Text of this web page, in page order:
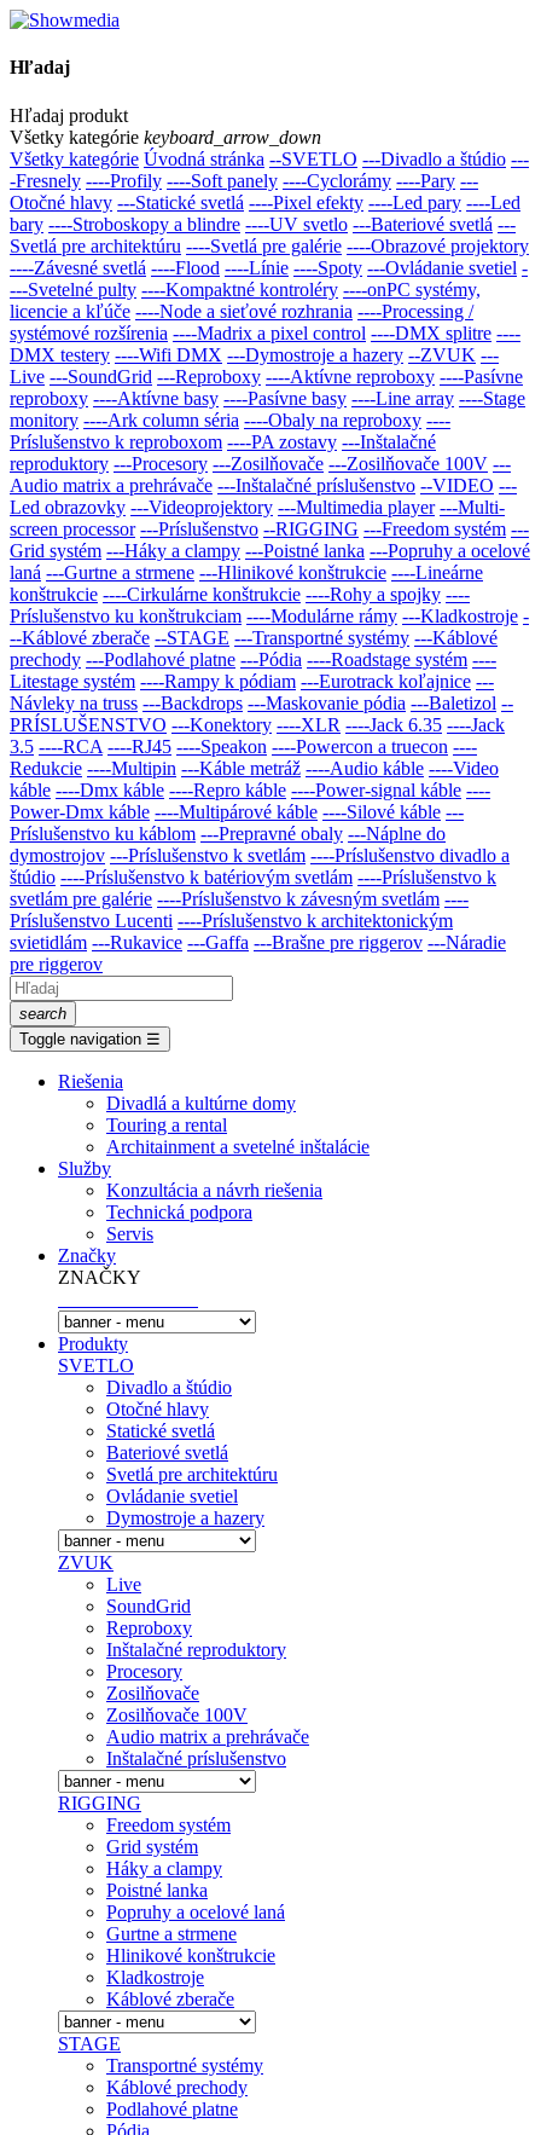
Hľadaj
Hľadaj produkt
Všetky kategórie keyboard_arrow_down
Všetky kategórie Úvodná stránka --SVETLO ---Divadlo a štúdio ---
-Fresnely ----Profily ----Soft panely ----Cyclorámy ----Pary ---
Otočné hlavy ---Statické svetlá ----Pixel efekty ----Led pary ----Led
bary ----Stroboskopy a blindre ----UV svetlo ---Bateriové svetlá ---
Svetlá pre architektúru ----Svetlá pre galérie ----Obrazové projektory
----Závesné svetlá ----Flood ----Línie ----Spoty ---Ovládanie svetiel -
---Svetelné pulty ----Kompaktné kontroléry ----onPC systémy,
licencie a kľúče ----Node a sieťové rozhrania ----Processing /
systémové rozšírenia ----Madrix a pixel control ----DMX splitre ----
DMX testery ----Wifi DMX ---Dymostroje a hazery --ZVUK ---
Live ---SoundGrid ---Reproboxy ----Aktívne reproboxy ----Pasívne
reproboxy ----Aktívne basy ----Pasívne basy ----Line array ----Stage
monitory ----Ark column séria ----Obaly na reproboxy ----
Príslušenstvo k reproboxom ----PA zostavy ---Inštalačné
reproduktory ---Procesory ---Zosilňovače ---Zosilňovače 100V ---
Audio matrix a prehrávače ---Inštalačné prí­slušenstvo --VIDEO ---
Led obrazovky ---Videoprojektory ---Multimedia player ---Multi-
screen processor ---Príslušenstvo --RIGGING ---Freedom systém ---
Grid systém ---Háky a clampy ---Poistné lanka ---Popruhy a ocelové
laná ---Gurtne a strmene ---Hlinikové konštrukcie ----Lineárne
konštrukcie ----Cirkulárne konštrukcie ----Rohy a spojky ----
Príslušenstvo ku konštrukciam ----Modulárne rámy ---Kladkostroje -
--Káblové zberače --STAGE ---Transportné systémy ---Káblové
prechody ---Podlahové platne ---Pódia ----Roadstage systém ----
Litestage systém ----Rampy k pódiam ---Eurotrack koľajnice ---
Návleky na truss ---Backdrops ---Maskovanie pódia ---Baletizol --
PRÍSLUŠENSTVO ---Konektory ----XLR ----Jack 6.35 ----Jack
3.5 ----RCA ----RJ45 ----Speakon ----Powercon a truecon ----
Redukcie ----Multipin ---Káble metráž ----Audio káble ----Video
káble ----Dmx káble ----Repro káble ----Power-signal káble ----
Power-Dmx káble ----Multipárové káble ----Silové káble ---
Príslušenstvo ku káblom ---Prepravné obaly ---Náplne do
dymostrojov ---Prí­slušenstvo k svetlám ----Príslušenstvo divadlo a
štúdio ----Príslušenstvo k batériovým svetlám ----Príslušenstvo k
svetlám pre galérie ----Príslušenstvo k závesným svetlám ----
Príslušenstvo Lucenti ----Príslušenstvo k architektonickým
svietidlám ---Rukavice ---Gaffa ---Brašne pre riggerov ---Náradie
pre riggerov
search
Toggle navigation ☰
Riešenia
Divadlá a kultúrne domy
Touring a rental
Architainment a svetelné inštalácie
Služby
Konzultácia a návrh riešenia
Technická podpora
Servis
Značky
ZNAČKY
Produkty
SVETLO
Divadlo a štúdio
Otočné hlavy
Statické svetlá
Bateriové svetlá
Svetlá pre architektúru
Ovládanie svetiel
Dymostroje a hazery
ZVUK
Live
SoundGrid
Reproboxy
Inštalačné reproduktory
Procesory
Zosilňovače
Zosilňovače 100V
Audio matrix a prehrávače
Inštalačné prí­slušenstvo
RIGGING
Freedom systém
Grid systém
Háky a clampy
Poistné lanka
Popruhy a ocelové laná
Gurtne a strmene
Hlinikové konštrukcie
Kladkostroje
Káblové zberače
STAGE
Transportné systémy
Káblové prechody
Podlahové platne
Pódia